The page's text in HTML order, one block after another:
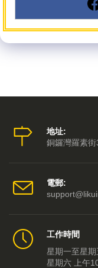
地址:
銅鑼灣羅素
電郵:
工作時間
星期一至星
星期六 上午